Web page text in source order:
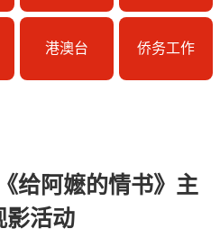
港澳台 侨务工作
给阿嬷的情书》主
影活动